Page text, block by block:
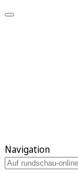
Navigation